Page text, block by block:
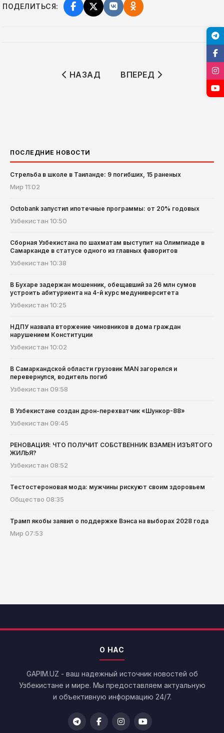
ПОДЕЛИТЬСЯ:
ПРЕДЫДУЩИЙ: ВЕНГЕРСКОЕ
НАЗАД СЛЕДУЮЩИЙ:
ВПЕРЕД
ПОСЛЕДНИЕ НОВОСТИ
Стрельба в школе в Таиланде: 9 погибших, 15 раненых
Мир 11:02
Octobank запустил ипотечные программы: от 20% годовых
Узбекистан 10:50
Сборная Узбекистана по шахматам выступит на Олимпиаде в
Самарканде в статусе одного из главных фаворитов
Узбекистан 10:38
В Бухаре задержан мошенник, обещавший за 26 млн сумов
устроить абитуриента на 4-й курс медуниверситета
Узбекистан 10:25
НДПУ назвала вторжение чиновников в дома граждан
нарушением Конституции
Узбекистан 10:02
В Самаркандской области грузовик MAN загорелся и
перевернулся, водитель погиб
Узбекистан 09:58
В Узбекистане создан дрон-перехватчик «Шункор-88»
Узбекистан 09:45
РЕНОВАЦИЯ: ЧТО ПОЛУЧИТ СОБСТВЕННИК ВЗАМЕН ИЗЪЯТОГО
ЖИЛЬЯ?
Узбекистан 08:52
Тестостероновая мода: мужчины рискуют своим здоровьем
Общество 08:35
Трамп якобы заявил о поддержке Вэнса на выборах 2028 года
Мир 07:53
О НАС
GAPIM.UZ - ваш надежный источник новостей об
Узбекистане и мире. Мы предоставляем актуальную
и объективную информацию 24/7.